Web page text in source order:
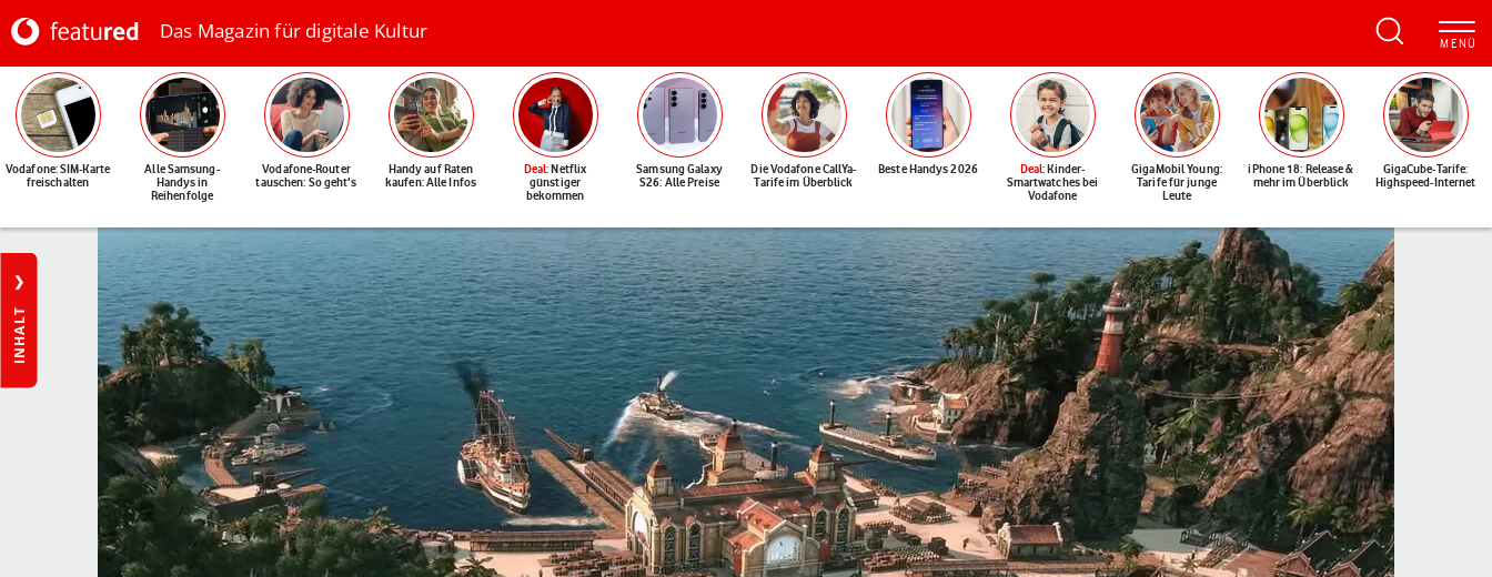
Das Magazin für digitale Kultur
Vodafone: SIM-Karte
freischalten
Alle Samsung-
Handys in
Reihenfolge
Vodafone-Router
tauschen: So geht's
Handy auf Raten
kaufen: Alle Infos
Deal: Netflix
günstiger
bekommen
Samsung Galaxy
S26: Alle Preise
Die Vodafone CallYa-
Tarife im Überblick
Beste Handys 2026 Deal: Kinder-
Smartwatches bei
Vodafone
GigaMobil Young:
Tarife für junge
Leute
iPhone 18: Release &
mehr im Überblick
GigaCube-Tarife:
Highspeed-Internet
INHALT